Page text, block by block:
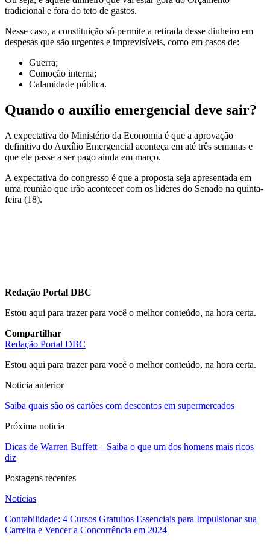
tradicional e fora do teto de gastos.
Nesse caso, a constituição só permite a retirada desse dinheiro em
despesas que são urgentes e imprevisíveis, como em casos de:
Guerra;
Comoção interna;
Calamidade pública.
Quando o auxílio emergencial deve sair?
A expectativa do Ministério da Economia é que a aprovação
definitiva do Auxílio Emergencial aconteça em até três semanas e
que ele passe a ser pago ainda em março.
A expectativa do congresso é que a proposta seja apresentada em
uma reunião que irão acontecer com os lideres do Senado na quinta-
feira (18).
Redação Portal DBC
Estou aqui para trazer para você o melhor conteúdo, na hora certa.
Compartilhar
Redação Portal DBC
Estou aqui para trazer para você o melhor conteúdo, na hora certa.
Noticia anterior
Saiba quais são os cartões com descontos em supermercados
Próxima noticia
Dicas de Warren Buffett – Saiba o que um dos homens mais ricos
diz
Postagens recentes
Notícias
Contabilidade: 4 Cursos Gratuitos Essenciais para Impulsionar sua
Carreira e Vencer a Concorrência em 2024